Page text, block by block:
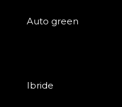
Auto green
Ibride